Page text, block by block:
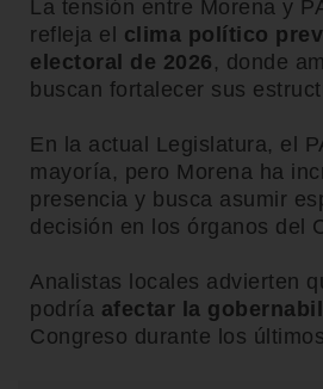
La tensión entre Morena y
refleja el clima político
electoral de 2026 , donde
buscan fortalecer sus
En la actual Legislatura, el
mayoría, pero Morena ha
presencia y busca asumir
decisión en los órganos del
Analistas locales advierten
podría afectar la
Congreso durante los